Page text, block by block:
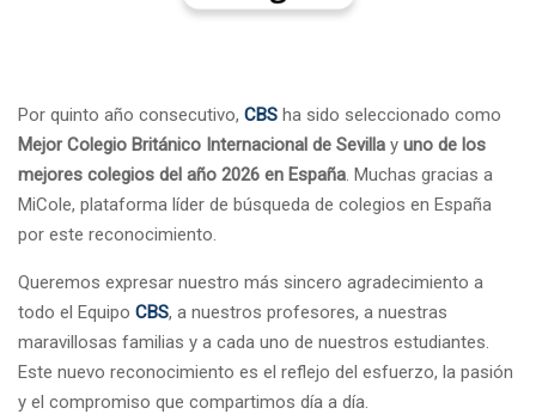
Por quinto año consecutivo, CBS ha sido seleccionado como
Mejor Colegio Británico Internacional de Sevilla y uno de los
mejores colegios del año 2026 en España . Muchas gracias a
MiCole, plataforma líder de búsqueda de colegios en España
por este reconocimiento.
Queremos expresar nuestro más sincero agradecimiento a
todo el Equipo CBS, a nuestros profesores, a nuestras
maravillosas familias y a cada uno de nuestros estudiantes.
Este nuevo reconocimiento es el reflejo del esfuerzo, la pasión
y el compromiso que compartimos día a día.